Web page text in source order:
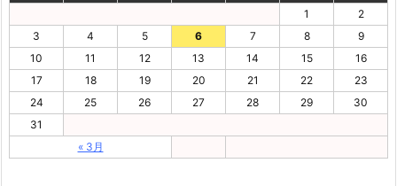
« 3月
1
2
3
4 5 6 7 8
9
10
11 12 13 14 15
16
17
18 19 20 21 22
23
24
25 26 27 28 29
30
31